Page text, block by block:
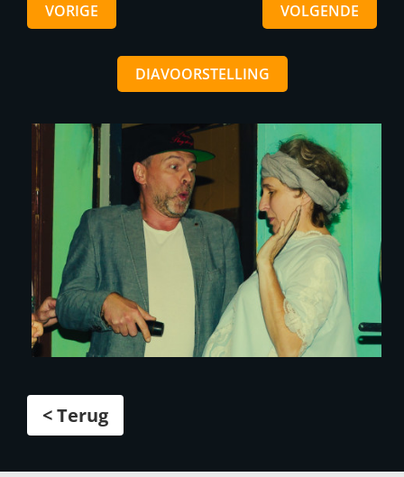
VORIGE VOLGENDE
DIAVOORSTELLING
< Terug